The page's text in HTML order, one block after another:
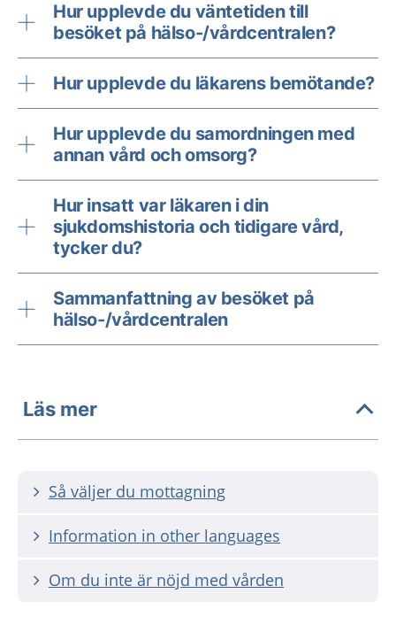
Hur upplevde du väntetiden till
besöket på hälso-/vårdcentralen?
Hur upplevde du läkarens bemötande?
Hur upplevde du samordningen med
annan vård och omsorg?
Hur insatt var läkaren i din
sjukdomshistoria och tidigare vård,
tycker du?
Sammanfattning av besöket på
hälso-/vårdcentralen
Läs mer
Så väljer du mottagning
Information in other languages
Om du inte är nöjd med vården